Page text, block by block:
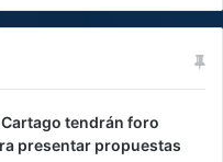
tendrán foro
presentar propuestas